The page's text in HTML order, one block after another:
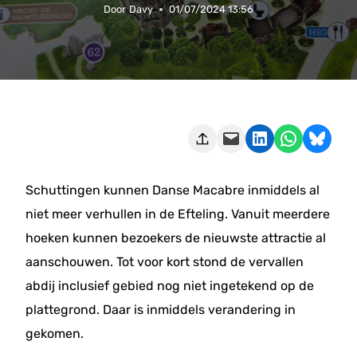
Door Davy 01/07/2024 13:56
Deze pagina e-mailen Delen op LinkedIn Delen via WhatsApp Share on Bluesky
Schuttingen kunnen Danse Macabre inmiddels al
niet meer verhullen in de Efteling. Vanuit meerdere
hoeken kunnen bezoekers de nieuwste attractie al
aanschouwen. Tot voor kort stond de vervallen
abdij inclusief gebied nog niet ingetekend op de
plattegrond. Daar is inmiddels verandering in
gekomen.